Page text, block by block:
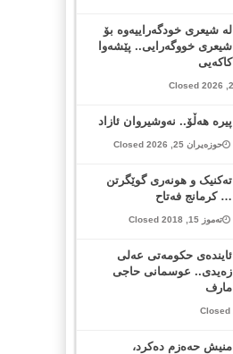
لە شیعری خودگەراییەوە بۆ
شیعری خووگەرایی.. پێشەوا
کاکەیی
پیرە هەڵۆ.. نەوشیروان ئازاد
حوزەیران 25, 2026 Closed
تەکنیک و هونەری گوێگرتن
… کرمانج فەتاح
تەموز 15, 2018 Closed
ئایندەی حکومەتی عەلی
زەیدی.. عوسمانی حاجی
مارف
منیش حەەزم دەکرد،